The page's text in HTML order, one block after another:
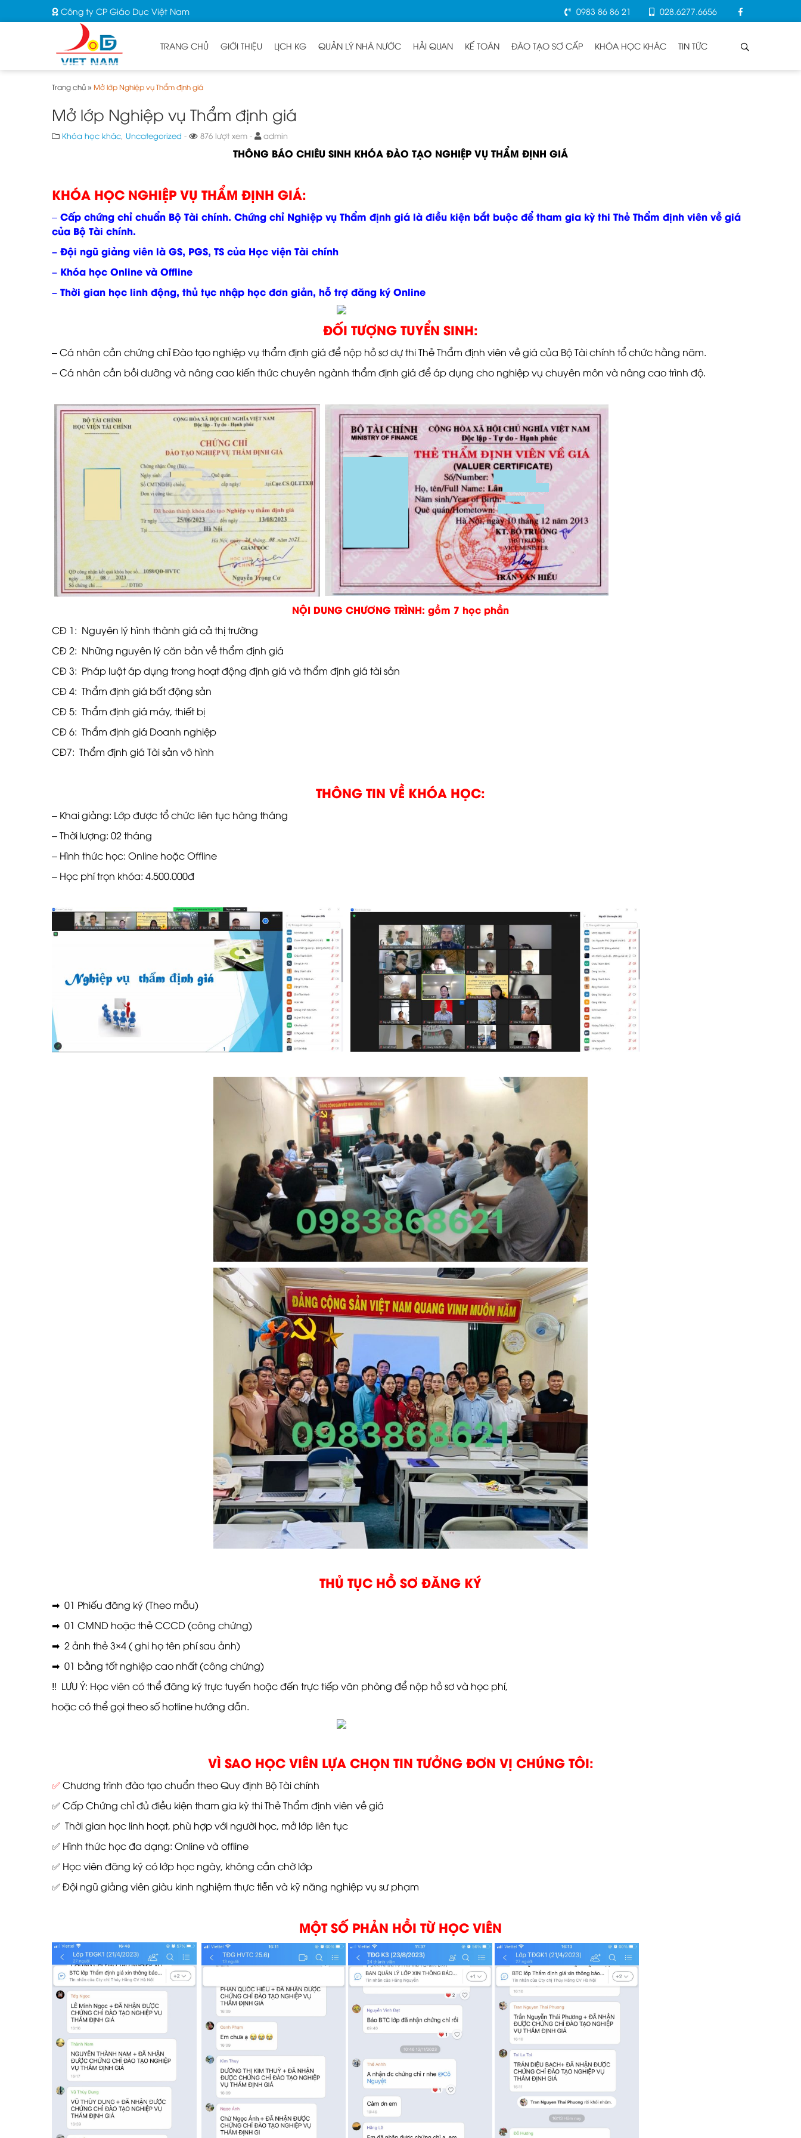
Công ty CP Giáo Dục Việt Nam 0983 86 86 21 028.6277.6656
TRANG CHỦ GIỚI THIỆU LỊCH KG QUẢN LÝ NHÀ NƯỚC HẢI QUAN KẾ TOÁN ĐÀO TẠO SƠ CẤP KHÓA HỌC KHÁC TIN TỨC
Trang chủ»Mở lớp Nghiệp vụ Thẩm định giá
Mở lớp Nghiệp vụ Thẩm định giá
Khóa học khác, Uncategorized - 876 lượt xem - admin
THÔNG BÁO CHIÊU SINH KHÓA ĐÀO TẠO NGHIỆP VỤ THẨM ĐỊNH GIÁ
KHÓA HỌC NGHIỆP VỤ THẨM ĐỊNH GIÁ:
– Cấp chứng chỉ chuẩn Bộ Tài chính. Chứng chỉ Nghiệp vụ Thẩm định giá là điều kiện bắt buộc để tham gia kỳ thi Thẻ Thẩm định viên về giá
của Bộ Tài chính.
– Đội ngũ giảng viên là GS, PGS, TS của Học viện Tài chính
– Khóa học Online và Offline
– Thời gian học linh động, thủ tục nhập học đơn giản, hỗ trợ đăng ký Online
ĐỐI TƯỢNG TUYỂN SINH:
– Cá nhân cần chứng chỉ Đào tạo nghiệp vụ thẩm định giá để nộp hồ sơ dự thi Thẻ Thẩm định viên về giá của Bộ Tài chính tổ chức hằng năm.
– Cá nhân cần bồi dưỡng và nâng cao kiến thức chuyên ngành thẩm định giá để áp dụng cho nghiệp vụ chuyên môn và nâng cao trình độ.
NỘI DUNG CHƯƠNG TRÌNH: gồm 7 học phần
CĐ 1: Nguyên lý hình thành giá cả thị trường
CĐ 2: Những nguyên lý căn bản về thẩm định giá
CĐ 3: Pháp luật áp dụng trong hoạt động định giá và thẩm định giá tài sản
CĐ 4: Thẩm định giá bất động sản
CĐ 5: Thẩm định giá máy, thiết bị
CĐ 6: Thẩm định giá Doanh nghiệp
CĐ7: Thẩm định giá Tài sản vô hình
THÔNG TIN VỀ KHÓA HỌC:
– Khai giảng: Lớp được tổ chức liên tục hàng tháng
– Thời lượng: 02 tháng
– Hình thức học: Online hoặc Offline
– Học phí trọn khóa: 4.500.000đ
THỦ TỤC HỒ SƠ ĐĂNG KÝ
➡ 01 Phiếu đăng ký (Theo mẫu)
➡ 01 CMND hoặc thẻ CCCD (công chứng)
➡ 2 ảnh thẻ 3×4 ( ghi họ tên phí sau ảnh)
➡ 01 bằng tốt nghiệp cao nhất (công chứng)
‼ LƯU Ý: Học viên có thể đăng ký trực tuyến hoặc đến trực tiếp văn phòng để nộp hồ sơ và học phí,
hoặc có thể gọi theo số hotline hướng dẫn.
VÌ SAO HỌC VIÊN LỰA CHỌN TIN TƯỞNG ĐƠN VỊ CHÚNG TÔI:
✅ Chương trình đào tạo chuẩn theo Quy định Bộ Tài chính
✅ Cấp Chứng chỉ đủ điều kiện tham gia kỳ thi Thẻ Thẩm định viên về giá
✅ Thời gian học linh hoạt, phù hợp với người học, mở lớp liên tục
✅ Hình thức học đa dạng: Online và offline
✅ Học viên đăng ký có lớp học ngày, không cần chờ lớp
✅ Đội ngũ giảng viên giàu kinh nghiệm thực tiễn và kỹ năng nghiệp vụ sư phạm
MỘT SỐ PHẢN HỒI TỪ HỌC VIÊN